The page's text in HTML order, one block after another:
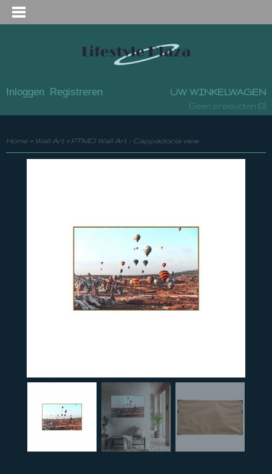
Inloggen Registreren UW WINKELWAGEN
Geen producten (0)
Home > Wall Art > PTMD Wall Art - Cappadocia view